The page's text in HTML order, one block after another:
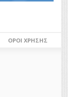
ΌΡΟΙ ΧΡΉΣΗΣ